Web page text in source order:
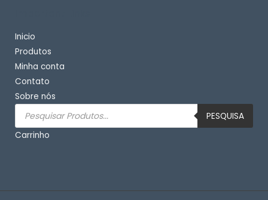
Inicio
Produtos
Minha conta
Contato
Sobre nós
Pesquisar
produtos
PESQUISA
Carrinho